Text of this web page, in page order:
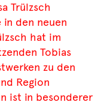
Trülzsch
den neuen
hat im
Tobias
zu den
Region
ist in besonderer